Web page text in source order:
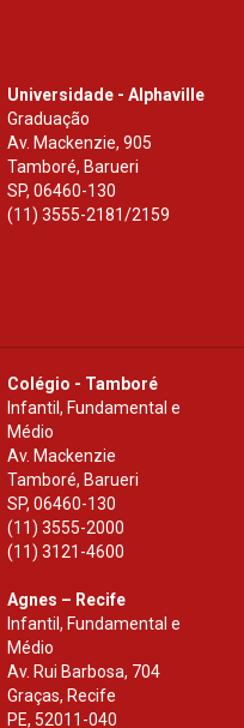
Universidade - Alphaville
Graduação
Av. Mackenzie, 905
Tamboré, Barueri
SP,06460-130
(11) 3555-2181/2159
Colégio - Tamboré
Infantil, Fundamental e
Médio
Av. Mackenzie
Tamboré, Barueri
SP,06460-130
(11) 3555-2000
(11) 3121-4600
Agnes – Recife
Infantil, Fundamental e
Médio
Av. Rui Barbosa, 704
Graças, Recife
PE, 52011-040